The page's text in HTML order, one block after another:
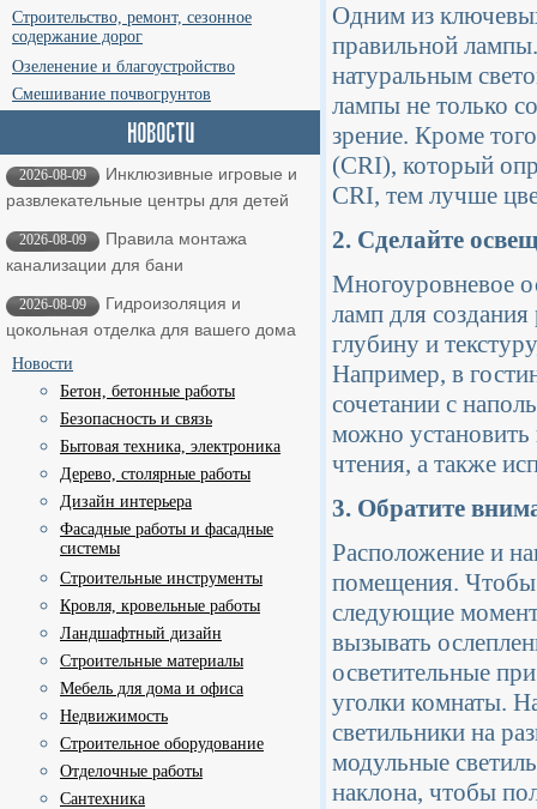
Строительство, ремонт, сезонное
содержание дорог
Озеленение и благоустройство
Смешивание почвогрунтов
2026-08-09
Инклюзивные игровые и
развлекательные центры для детей
2026-08-09
Правила монтажа
канализации для бани
2026-08-09
Гидроизоляция и
цокольная отделка для вашего дома
Новости
Бетон, бетонные работы
Безопасность и связь
Бытовая техника, электроника
Дерево, столярные работы
Дизайн интерьера
Фасадные работы и фасадные
системы
Строительные инструменты
Кровля, кровельные работы
Ландшафтный дизайн
Строительные материалы
Мебель для дома и офиса
Недвижимость
Строительное оборудование
Отделочные работы
Сантехника
Одним из
правильной
натуральным
лампы не только
зрение. Кроме
(CRI), который
CRI, тем лучше
2. Сделайте
Многоуровневое
ламп для создания
глубину и
Например, в
сочетании с
можно установить
чтения, а также
3. Обратите
Расположение и
помещения. Чтобы
следующие
вызывать
осветительные
уголки комнаты.
светильники на
модульные
наклона, чтобы